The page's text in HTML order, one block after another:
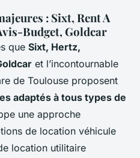
: Sixt, Rent A
Budget, Goldcar
que Sixt, Hertz,
et l’incontournable
de Toulouse proposent
adaptés à tous types de
une approche
de location véhicule
location utilitaire